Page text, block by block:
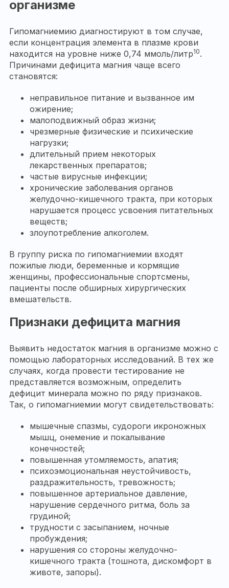
организме
Гипомагниемию диагностируют в том случае,
если концентрация элемента в плазме крови
находится на уровне ниже 0,74 ммоль/литр10.
Причинами дефицита магния чаще всего
становятся:
неправильное питание и вызванное им
ожирение;
малоподвижный образ жизни;
чрезмерные физические и психические
нагрузки;
длительный прием некоторых
лекарственных препаратов;
частые вирусные инфекции;
хронические заболевания органов
желудочно-кишечного тракта, при которых
нарушается процесс усвоения питательных
веществ;
злоупотребление алкоголем.
В группу риска по гипомагниемии входят
пожилые люди, беременные и кормящие
женщины, профессиональные спортсмены,
пациенты после обширных хирургических
вмешательств.
Признаки дефицита магния
Выявить недостаток магния в организме можно с
помощью лабораторных исследований. В тех же
случаях, когда провести тестирование не
представляется возможным, определить
дефицит минерала можно по ряду признаков.
Так, о гипомагниемии могут свидетельствовать:
мышечные спазмы, судороги икроножных
мышц, онемение и покалывание
конечностей;
повышенная утомляемость, апатия;
психоэмоциональная неустойчивость,
раздражительность, тревожность;
повышенное артериальное давление,
нарушение сердечного ритма, боль за
грудиной;
трудности с засыпанием, ночные
пробуждения;
нарушения со стороны желудочно-
кишечного тракта (тошнота, дискомфорт в
животе, запоры).